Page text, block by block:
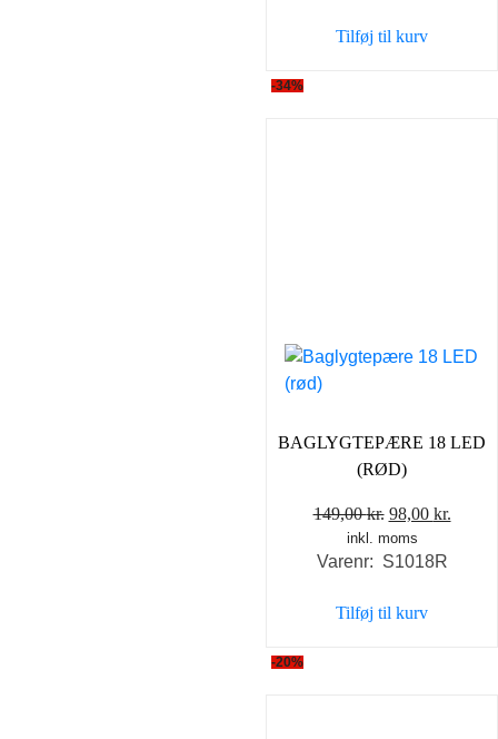
149,00 kr..
Tilføj til kurv
-34%
BAGLYGTEPÆRE 18 LED
(RØD)
149,00kr. Den
oprindelige
pris
149,00 kr..
98,00 kr.
inkl. moms
Varenr: S1018R
Tilføj til kurv
-20%